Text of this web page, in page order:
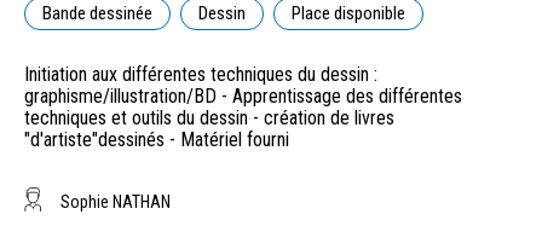
Bande dessinée
Dessin Place disponible
Initiation aux différentes techniques du dessin :
graphisme/illustration/BD - Apprentissage des différentes
techniques et outils du dessin - création de livres
"d'artiste"dessinés - Matériel fourni
Sophie NATHAN